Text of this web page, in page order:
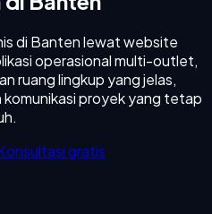
di Banten lewat website
operasional multi-outlet,
ruang lingkup yang jelas,
proyek yang tetap
gratis